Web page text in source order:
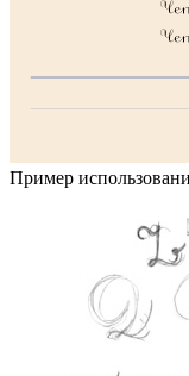
Пример